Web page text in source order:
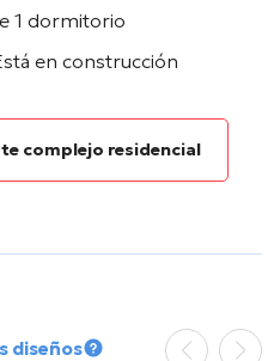
1 dormitorio
en construcción
complejo residencial
diseños